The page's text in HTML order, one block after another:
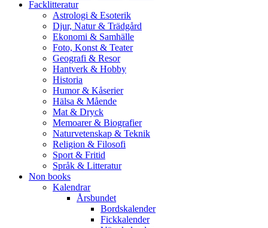
Facklitteratur
Astrologi & Esoterik
Djur, Natur & Trädgård
Ekonomi & Samhälle
Foto, Konst & Teater
Geografi & Resor
Hantverk & Hobby
Historia
Humor & Kåserier
Hälsa & Mående
Mat & Dryck
Memoarer & Biografier
Naturvetenskap & Teknik
Religion & Filosofi
Sport & Fritid
Språk & Litteratur
Non books
Kalendrar
Årsbundet
Bordskalender
Fickkalender